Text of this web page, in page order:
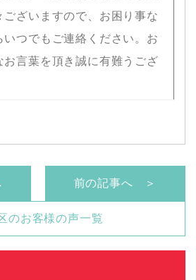
ございますので、お困り事な
いつでもご連絡ください。お
お言葉を頂き誠に有難うござ
のお客様の声一覧
前の記事へ ＞